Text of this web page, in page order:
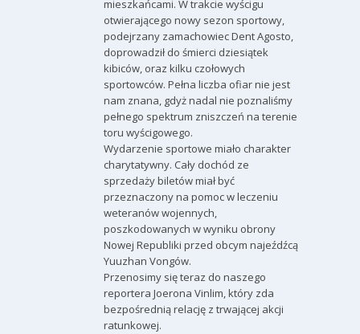
mieszkańcami. W trakcie wyścigu
otwierającego nowy sezon sportowy,
podejrzany zamachowiec Dent Agosto,
doprowadził do śmierci dziesiątek
kibiców, oraz kilku czołowych
sportowców. Pełna liczba ofiar nie jest
nam znana, gdyż nadal nie poznaliśmy
pełnego spektrum zniszczeń na terenie
toru wyścigowego.
Wydarzenie sportowe miało charakter
charytatywny. Cały dochód ze
sprzedaży biletów miał być
przeznaczony na pomoc w leczeniu
weteranów wojennych,
poszkodowanych w wyniku obrony
Nowej Republiki przed obcym najeźdźcą
Yuuzhan Vongów.
Przenosimy się teraz do naszego
reportera Joerona Vinlim, który zda
bezpośrednią relację z trwającej akcji
ratunkowej.